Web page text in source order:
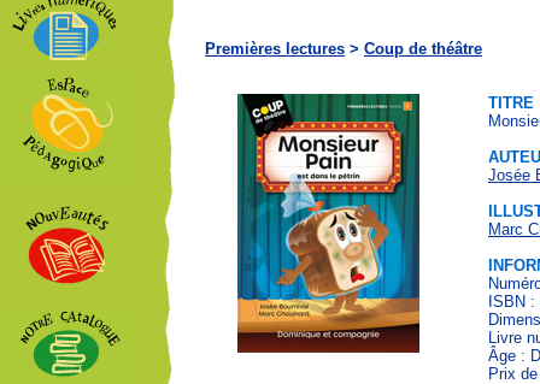
Premières lectures > Coup de théâtre
TITRE
Josée
Marc
ISBN :
Livre
Âge :
Prix